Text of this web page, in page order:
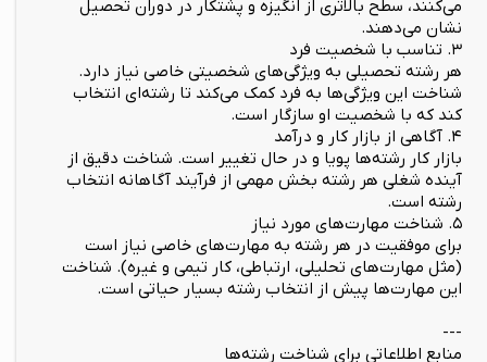
می‌کنند، سطح بالاتری از انگیزه و پشتکار در دوران تحصیل
نشان می‌دهند.
۳. تناسب با شخصیت فرد
هر رشته تحصیلی به ویژگی‌های شخصیتی خاصی نیاز دارد.
شناخت این ویژگی‌ها به فرد کمک می‌کند تا رشته‌ای انتخاب
کند که با شخصیت او سازگار است.
۴. آگاهی از بازار کار و درآمد
بازار کار رشته‌ها پویا و در حال تغییر است. شناخت دقیق از
آینده شغلی هر رشته بخش مهمی از فرآیند آگاهانه انتخاب
رشته است.
۵. شناخت مهارت‌های مورد نیاز
برای موفقیت در هر رشته به مهارت‌های خاصی نیاز است
(مثل مهارت‌های تحلیلی، ارتباطی، کار تیمی و غیره). شناخت
این مهارت‌ها پیش از انتخاب رشته بسیار حیاتی است.
---
منابع اطلاعاتی برای شناخت رشته‌ها